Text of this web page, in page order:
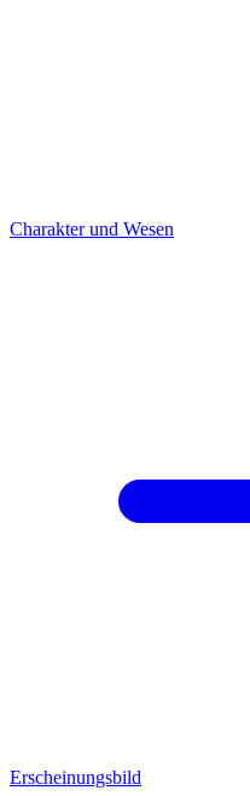
Charakter und Wesen
Erscheinungsbild